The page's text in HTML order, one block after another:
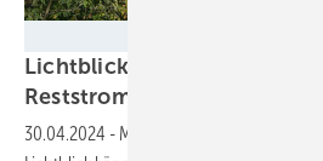
Lichtblick bietet Flexibilität
Reststrom für
30.04.2024 - Mit einer neuen Funktion